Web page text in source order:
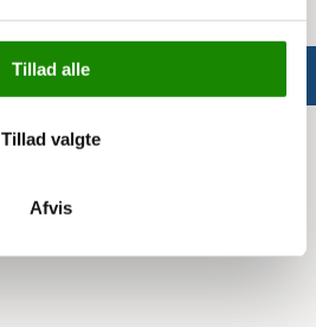
Tillad alle
Tillad valgte
Afvis